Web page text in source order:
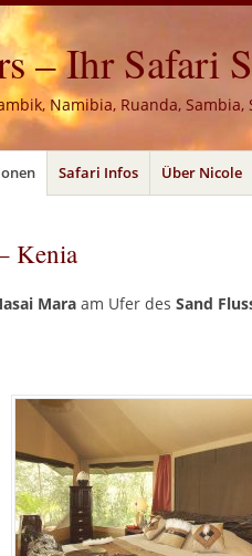
– Ihr Safari
Namibia, Ruanda,
Safari Infos Über Nicole
Kenia
Mara am Ufer des Sand